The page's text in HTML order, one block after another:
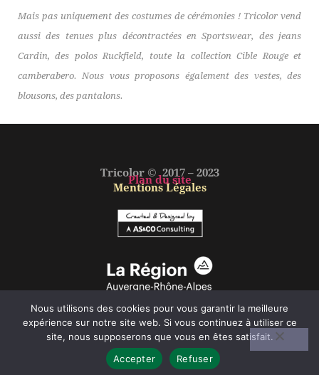
Mais pas uniquement des costumes de cérémonies ! Tricolor vend
aussi des tenues plus décontractées en Sportswear, des jeans
Cardin, des polos Ruckfield, toute la collection Cible Rouge et
camberabero. Nous vous proposons également des vestes, des
blousons, des pantalons.
Tricolor © 2017 – 2023
Plan du site
Mentions Légales
Nous utilisons des cookies pour vous garantir la meilleure
expérience sur notre site web. Si vous continuez à utiliser ce
site, nous supposerons que vous en êtes satisfait.
Accepter
Refuser